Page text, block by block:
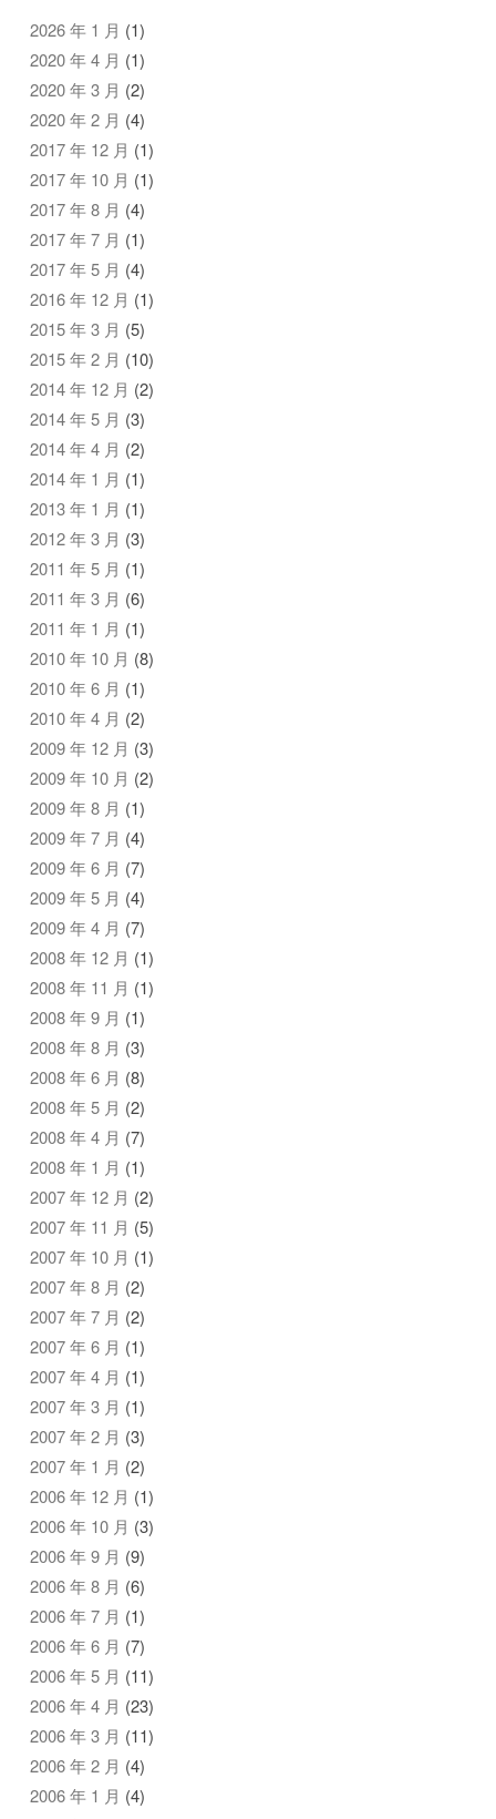
2026 年 1 月 (1)
2020 年 4 月 (1)
2020 年 3 月 (2)
2020 年 2 月 (4)
2017 年 12 月 (1)
2017 年 10 月 (1)
2017 年 8 月 (4)
2017 年 7 月 (1)
2017 年 5 月 (4)
2016 年 12 月 (1)
2015 年 3 月 (5)
2015 年 2 月 (10)
2014 年 12 月 (2)
2014 年 5 月 (3)
2014 年 4 月 (2)
2014 年 1 月 (1)
2013 年 1 月 (1)
2012 年 3 月 (3)
2011 年 5 月 (1)
2011 年 3 月 (6)
2011 年 1 月 (1)
2010 年 10 月 (8)
2010 年 6 月 (1)
2010 年 4 月 (2)
2009 年 12 月 (3)
2009 年 10 月 (2)
2009 年 8 月 (1)
2009 年 7 月 (4)
2009 年 6 月 (7)
2009 年 5 月 (4)
2009 年 4 月 (7)
2008 年 12 月 (1)
2008 年 11 月 (1)
2008 年 9 月 (1)
2008 年 8 月 (3)
2008 年 6 月 (8)
2008 年 5 月 (2)
2008 年 4 月 (7)
2008 年 1 月 (1)
2007 年 12 月 (2)
2007 年 11 月 (5)
2007 年 10 月 (1)
2007 年 8 月 (2)
2007 年 7 月 (2)
2007 年 6 月 (1)
2007 年 4 月 (1)
2007 年 3 月 (1)
2007 年 2 月 (3)
2007 年 1 月 (2)
2006 年 12 月 (1)
2006 年 10 月 (3)
2006 年 9 月 (9)
2006 年 8 月 (6)
2006 年 7 月 (1)
2006 年 6 月 (7)
2006 年 5 月 (11)
2006 年 4 月 (23)
2006 年 3 月 (11)
2006 年 2 月 (4)
2006 年 1 月 (4)